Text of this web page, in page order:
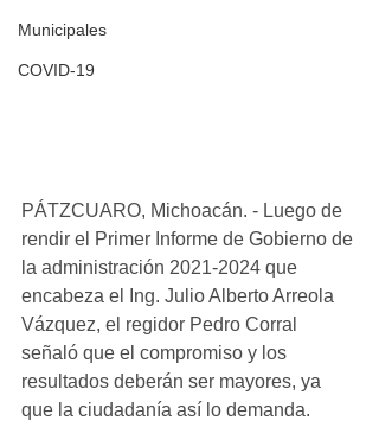
Municipales
COVID-19
PÁTZCUARO, Michoacán. - Luego de
rendir el Primer Informe de Gobierno de
la administración 2021-2024 que
encabeza el Ing. Julio Alberto Arreola
Vázquez, el regidor Pedro Corral
señaló que el compromiso y los
resultados deberán ser mayores, ya
que la ciudadanía así lo demanda.